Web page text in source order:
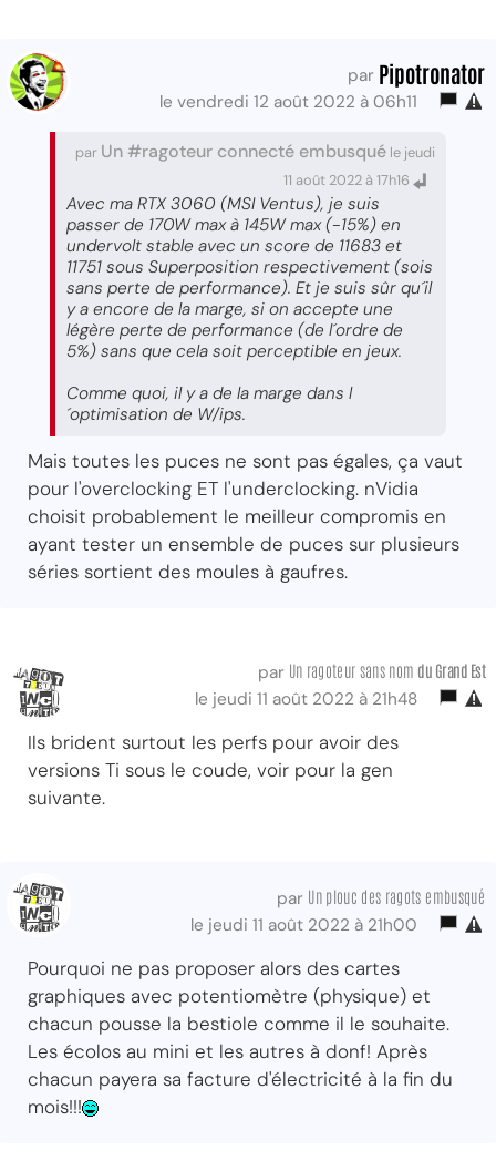
par Pipotronator
le vendredi 12 août 2022 à 06h11
par Un #ragoteur connecté embusqué le jeudi
11 août 2022 à 17h16
Avec ma RTX 3060 (MSI Ventus), je suis
passer de 170W max à 145W max (-15%) en
undervolt stable avec un score de 11683 et
11751 sous Superposition respectivement (sois
sans perte de performance). Et je suis sûr qu´il
y a encore de la marge, si on accepte une
légère perte de performance (de l´ordre de
5%) sans que cela soit perceptible en jeux.
Comme quoi, il y a de la marge dans l
´optimisation de W/ips.
Mais toutes les puces ne sont pas égales, ça vaut
pour l'overclocking ET l'underclocking. nVidia
choisit probablement le meilleur compromis en
ayant tester un ensemble de puces sur plusieurs
séries sortient des moules à gaufres.
par Un ragoteur sans nom du Grand Est
le jeudi 11 août 2022 à 21h48
Ils brident surtout les perfs pour avoir des
versions Ti sous le coude, voir pour la gen
suivante.
par Un plouc des ragots embusqué
le jeudi 11 août 2022 à 21h00
Pourquoi ne pas proposer alors des cartes
graphiques avec potentiomètre (physique) et
chacun pousse la bestiole comme il le souhaite.
Les écolos au mini et les autres à donf! Après
chacun payera sa facture d'électricité à la fin du
mois!!!